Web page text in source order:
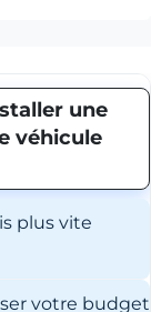
une
véhicule
plus vite
votre budget